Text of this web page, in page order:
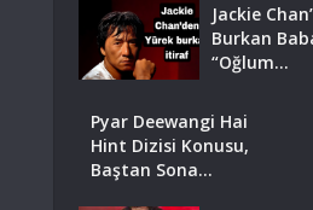
Jackie
Burkan
“Oğlum...
Pyar Deewangi Hai
Hint Dizisi Konusu,
Baştan Sona...